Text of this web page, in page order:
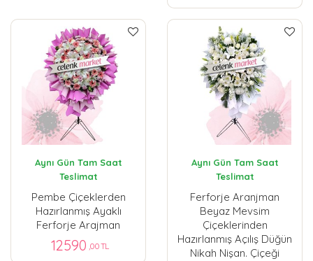
Aynı Gün Tam Saat
Teslimat
Pembe Çiçeklerden
Hazırlanmış Ayaklı
Ferforje Arajman
12590 ,00 TL
Aynı Gün Tam Saat
Teslimat
Ferforje Aranjman
Beyaz Mevsim
Çiçeklerinden
Hazırlanmış Açılış Düğün
Nikah Nişan. Çiçeği